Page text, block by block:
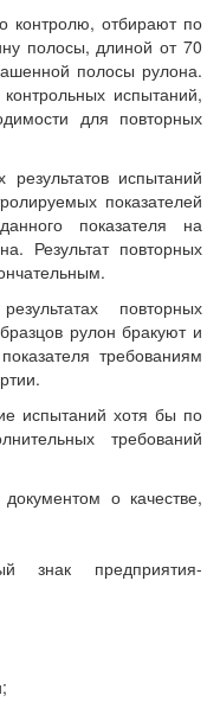
контролю, отбирают по
полосы, длиной от 70
полосы рулона.
испытаний,
для повторных
испытаний
показателей
показателя на
Результат повторных
повторных
рулон бракуют и
требованиям
испытаний хотя бы по
требований
о качестве,
знак предприятия-